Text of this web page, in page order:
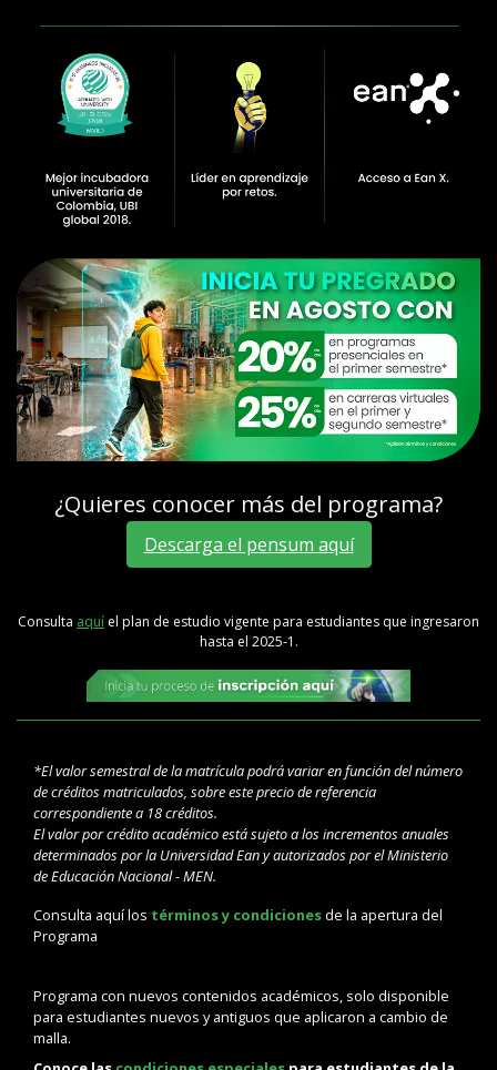
¿Quieres conocer más del programa?
Descarga el pensum aquí
Consulta aquí el plan de estudio vigente para estudiantes que ingresaron
hasta el 2025-1.
*El valor semestral de la matrícula podrá variar en función del número
de créditos matriculados, sobre este precio de referencia
correspondiente a 18 créditos.
El valor por crédito académico está sujeto a los incrementos anuales
determinados por la Universidad Ean y autorizados por el Ministerio
de Educación Nacional - MEN.
Consulta aquí los términos y condicionesde la apertura del
Programa
Programa con nuevos contenidos académicos, solo disponible
para estudiantes nuevos y antiguos que aplicaron a cambio de
malla.